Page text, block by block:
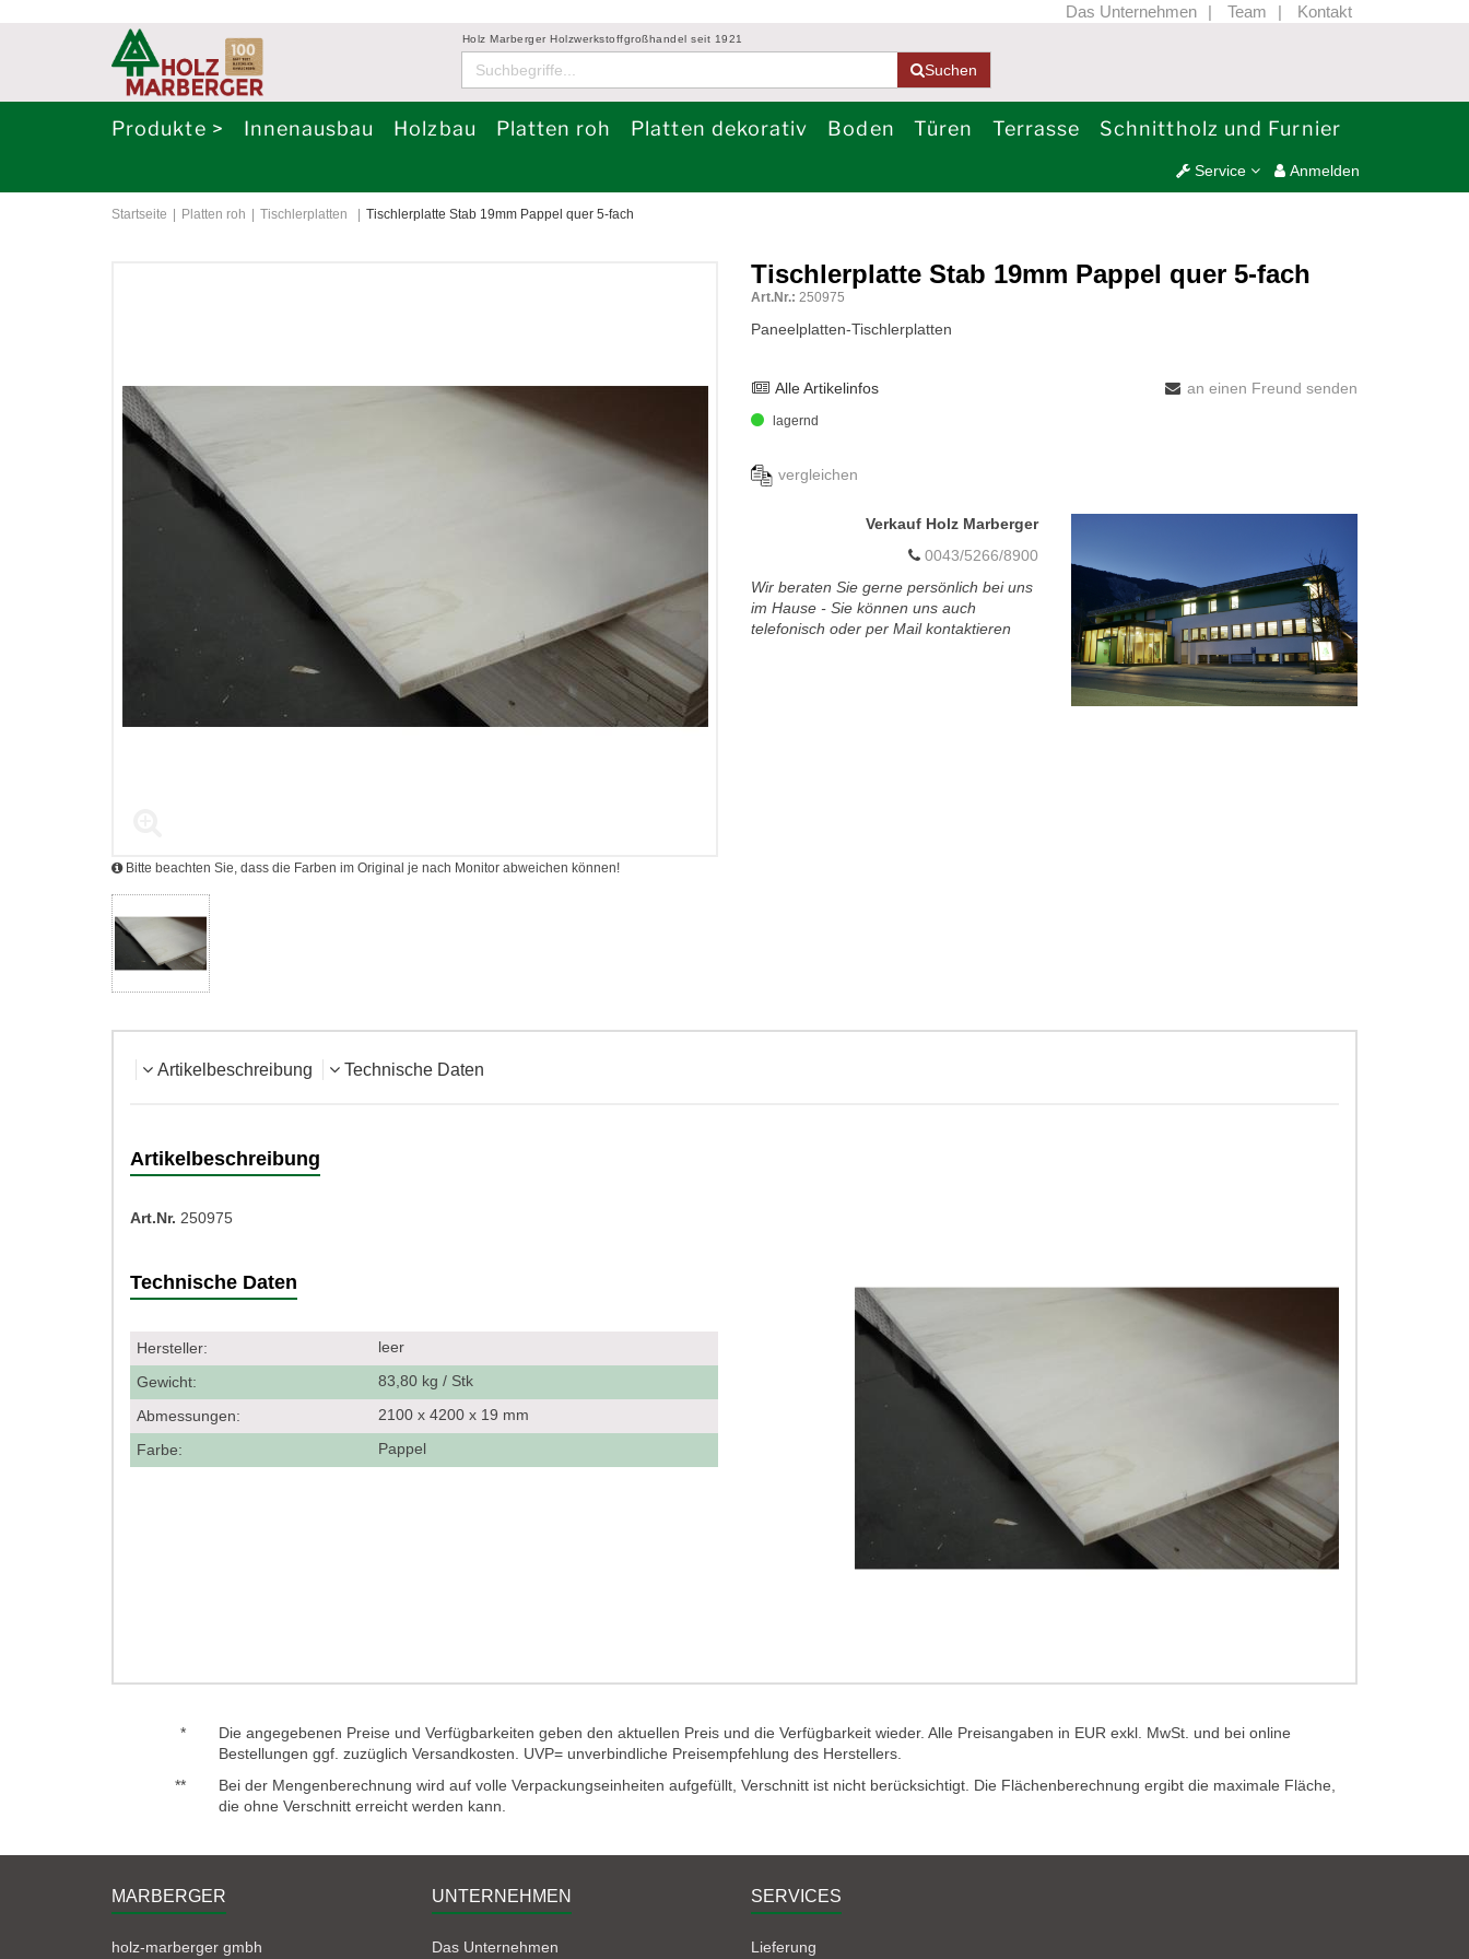
Das Unternehmen Team Kontakt
Holz Marberger Holzwerkstoffgroßhandel seit 1921
Suchen
Produkte > Innenausbau Holzbau Platten roh Platten dekorativ Boden Türen Terrasse Schnittholz und Furnier
Anmelden
Service
Startseite Platten roh Tischlerplatten Tischlerplatte Stab 19mm Pappel quer 5-fach
Bitte beachten Sie, dass die Farben im Original je nach Monitor abweichen können!
Tischlerplatte Stab 19mm Pappel quer 5-fach
Art.Nr.: 250975
Paneelplatten-Tischlerplatten
Alle Artikelinfos an einen Freund senden
lagernd
vergleichen
Verkauf Holz Marberger
0043/5266/8900
Wir beraten Sie gerne persönlich bei uns
im Hause - Sie können uns auch
telefonisch oder per Mail kontaktieren
Artikelbeschreibung Technische Daten
Artikelbeschreibung
Art.Nr. 250975
Technische Daten
Hersteller:
leer
Gewicht:
83,80 kg / Stk
Abmessungen:
2100 x 4200 x 19 mm
Farbe:
Pappel
*
Die angegebenen Preise und Verfügbarkeiten geben den aktuellen Preis und die Verfügbarkeit wieder. Alle Preisangaben in EUR exkl. MwSt. und bei online
Bestellungen ggf. zuzüglich Versandkosten. UVP= unverbindliche Preisempfehlung des Herstellers.
**
Bei der Mengenberechnung wird auf volle Verpackungseinheiten aufgefüllt, Verschnitt ist nicht berücksichtigt. Die Flächenberechnung ergibt die maximale Fläche,
die ohne Verschnitt erreicht werden kann.
MARBERGER
holz-marberger gmbh
UNTERNEHMEN
Das Unternehmen
SERVICES
Lieferung